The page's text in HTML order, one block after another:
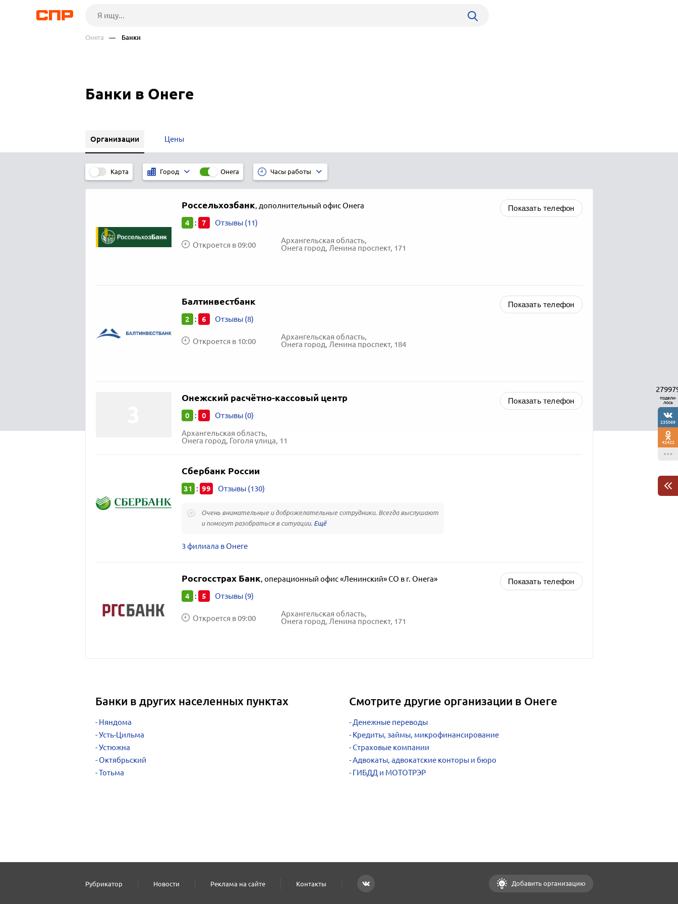
Онега — Банки
Банки в Онеге
Организации Цены
Карта Город Онега Часы работы
Россельхозбанк, дополнительный офис Онега
4 : 7 Отзывы (11)
Откроется в 09:00
Архангельская область,
Онега город, Ленина проспект, 171
Показать телефон
Балтинвестбанк
2 : 6 Отзывы (8)
Откроется в 10:00
Архангельская область,
Онега город, Ленина проспект, 184
Показать телефон
Онежский расчётно-кассовый центр
0 : 0 Отзывы (0)
Архангельская область,
Онега город, Гоголя улица, 11
Показать телефон
Сбербанк России
31 : 99 Отзывы (130)
Очень внимательные и доброжелательные сотрудники. Всегда выслушают
и помогут разобраться в ситуации.
3 филиала в Онеге
Росгосстрах Банк, операционный офис «Ленинский» СО в г. Онега»
4 : 5 Отзывы (9)
Откроется в 09:00
Архангельская область,
Онега город, Ленина проспект, 171
Показать телефон
Банки в других населенных пунктах
Няндома
Усть-Цильма
Устюжна
Октябрьский
Тотьма
Смотрите другие организации в Онеге
Денежные переводы
Кредиты, займы, микрофинансирование
Страховые компании
Адвокаты, адвокатские конторы и бюро
ГИБДД и МОТОТРЭР
подели-
лось
235069
42422
Рубрикатор Новости Реклама на сайте Контакты Добавить организацию